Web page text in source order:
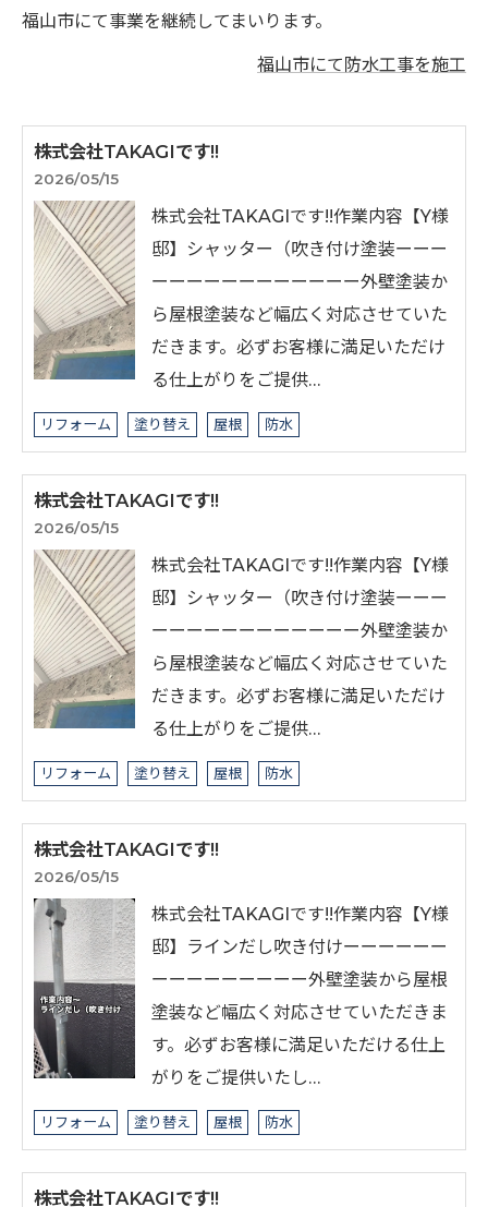
福山市にて事業を継続してまいります。
福山市にて防水工事を施工
株式会社TAKAGIです!!
2026/05/15
株式会社TAKAGIです!!⁡作業内容【Y様
邸】シャッター（吹き付け塗装ーーー
ーーーーーーーーーーーー外壁塗装か
ら屋根塗装など幅広く対応させていた
だきます。必ずお客様に満足いただけ
る仕上がりをご提供…
リフォーム 塗り替え 屋根 防水
株式会社TAKAGIです!!
2026/05/15
株式会社TAKAGIです!!⁡作業内容【Y様
邸】シャッター（吹き付け塗装ーーー
ーーーーーーーーーーーー外壁塗装か
ら屋根塗装など幅広く対応させていた
だきます。必ずお客様に満足いただけ
る仕上がりをご提供…
リフォーム 塗り替え 屋根 防水
株式会社TAKAGIです!!
2026/05/15
株式会社TAKAGIです!!⁡作業内容【Y様
邸】ラインだし吹き付けーーーーーー
ーーーーーーーーー外壁塗装から屋根
塗装など幅広く対応させていただきま
す。必ずお客様に満足いただける仕上
がりをご提供いたし…
リフォーム 塗り替え 屋根 防水
株式会社TAKAGIです!!